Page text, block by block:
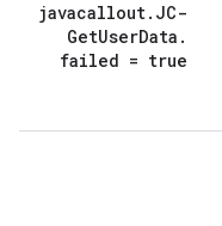
javacallout. JC-
GetUserData .
failed = true